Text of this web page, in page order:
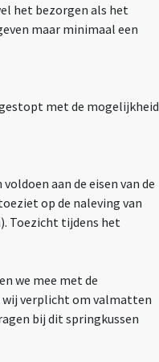
het bezorgen als het
maar minimaal een
met de mogelijkheid
aan de eisen van de
op de naleving van
Toezicht tijdens het
we mee met de
wij verplicht om valmatten
bij dit springkussen